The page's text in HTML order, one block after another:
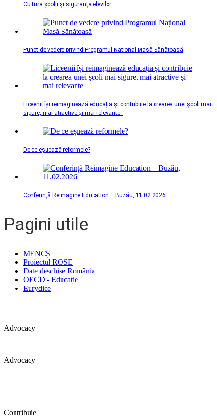
Cultura școlii și siguranța elevilor
Punct de vedere privind Programul Național Masă Sănătoasă
Liceenii își reimaginează educația și contribuie la crearea unei școli mai
sigure, mai atractive și mai relevante
De ce eșuează reformele?
Conferință Reimagine Education – Buzău, 11.02.2026
Pagini utile
MENCȘ
Proiectul ROSE
Date deschise România
OECD - Educație
Eurydice
Advocacy
Advocacy
Contribuie